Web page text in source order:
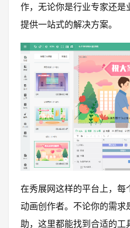
作，无论你是行业专家还
提供一站式的解决方案。
在秀展网这样的平台上，每
动画创作者。不论你的需
助，这里都能找到合适的